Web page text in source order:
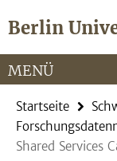
direkt
Inhalt
Berlin
Service-
Navigation
MENÜ
Startseite
Shared Services